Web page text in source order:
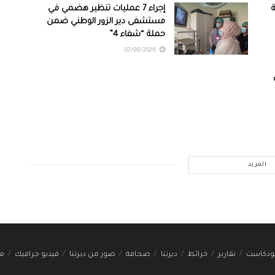
إجراء 7 عمليات تنظير هضمي في
مستشفى دير الزور الوطني ضمن
حملة “شفاء 4”
المزيد
تقارير خرائط ديرتنا صحافة صور من ديرتنا فيديو جرافيك